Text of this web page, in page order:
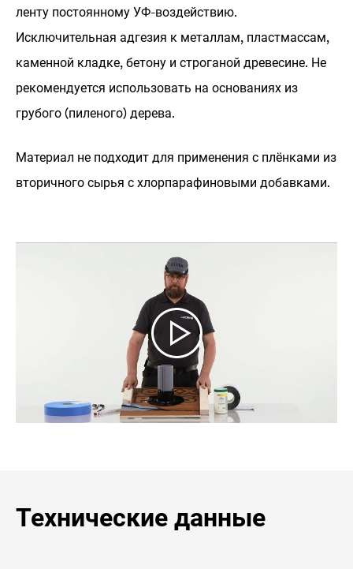
ленту постоянному УФ-воздействию.
Исключительная адгезия к металлам, пластмассам,
каменной кладке, бетону и строганой древесине. Не
рекомендуется использовать на основаниях из
грубого (пиленого) дерева.
Материал не подходит для применения с плёнками из
вторичного сырья с хлорпарафиновыми добавками.
Технические данные